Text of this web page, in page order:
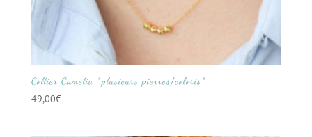
Collier Camélia *plusieurs pierres/coloris*
49,00€